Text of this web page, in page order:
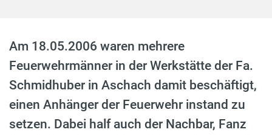
Am 18.05.2006 waren mehrere
Feuerwehrmänner in der Werkstätte der Fa.
Schmidhuber in Aschach damit beschäftigt,
einen Anhänger der Feuerwehr instand zu
setzen. Dabei half auch der Nachbar, Fanz